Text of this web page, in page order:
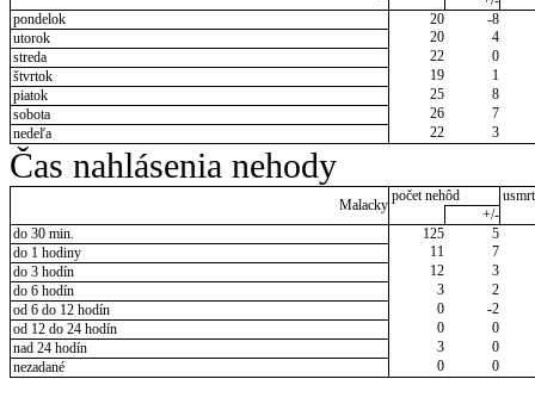
pondelok
20
-8
utorok
20
4
streda
22
0
štvrtok
19
1
piatok
25
8
sobota
26
7
nedeľa
22 3
Čas nahlásenia nehody
Malacky
počet nehôd
+/-
do 30 min.
125
5
do 1 hodiny
11
7
do 3 hodín
12
3
do 6 hodín
3
2
od 6 do 12 hodín
0
-2
od 12 do 24 hodín
0
0
nad 24 hodín
3
0
nezadané
0 0